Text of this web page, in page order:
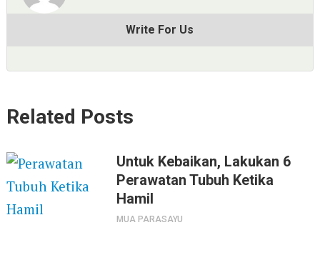
Write For Us
Related Posts
Untuk Kebaikan, Lakukan 6
Perawatan Tubuh Ketika
Hamil
MUA PARASAYU